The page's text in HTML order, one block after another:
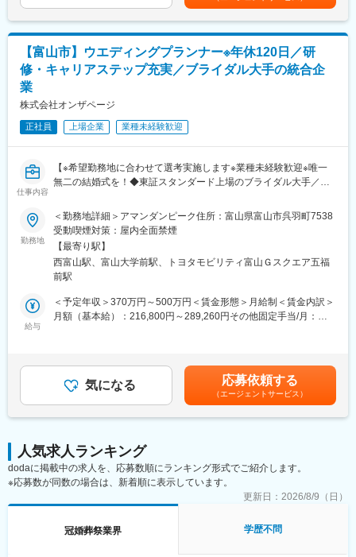
※1日最大2組の結婚式を担当。会場は基本貸切型のため、1組1組
に集中して運営できます。
・1日最大2組の貸切ウェディングを担当し、新郎新婦やゲストの
ームでつくり上げることができます。
・エリア統括マネージャーや、ウェディングプランナー、本社機
能（企画・マーケ・管理部門等）など幅広いキャリアが開けてい
■勤務地：
東京／神奈川／千葉／埼玉／栃木／群馬／大阪／京都／兵庫／滋
賀／愛知／静岡／宮城／福島／富山／新潟／長野／徳島／香川／
熊本／長崎
変更の範囲：会社の定める業務
与：年2回■決算賞与：業績により支給賃金はあくまでも目安の金
額であり、選考を通じて上下する可能性があります。月給(月額)は
固定手当を含めた表記です。
【富山市】ウエディングプランナー※年休120日／研
修・キャリアステップ充実／ブライダル大手の統合企
業
株式会社オンザページ
正社員 上場企業 業種未経験歓迎
仕事内容
【※希望勤務地に合わせて選考実施します※業種未経験歓迎※唯一
無二の結婚式を！◆東証スタンダード上場のブライダル大手／長
※求人票に記載の内容は、2026年4月の経営統合に伴い、給与、福
利厚生、待遇および各種制度等について、変更となる場合があり
ます。
■仕事内容：
ウエディングプランナーとして、おふたりやゲストの心を揺さぶ
る唯一無二の挙式をプロデュースします。初回接客から打ち合わ
入社後はまず【施行プランナー】を担当。約半年前から打ち合わ
せを開始し、進行や料理、ギフトなどを提案。結婚式当日はキャ
プテンとして全スタッフを統括し、お客様と共に創り上げた結婚
まで一貫して担当することも可能です。
■ポジションの魅力：
「お客様第一」の文化が根付いており、効率や利益よりも心に残
て、お客様に深く寄り添い、一生に一度の大切な日を共に創るや
勤務地
＜勤務地詳細＞アマンダンピーク住所：富山県富山市呉羽町7538
受動喫煙対策：屋内全面禁煙
【最寄り駅】
西富山駅、富山大学前駅、トヨタモビリティ富山Ｇスクエア五福
前駅
給与
＜予定年収＞370万円～500万円＜賃金形態＞月給制＜賃金内訳＞
月額（基本給）：216,800円～289,260円その他固定手当/月：
手当＞有＜給与補足＞※ご経験・年齢により給与は変動する可能性
もございます。■昇給：年1回（3月）■賞与：年2回（2、8月）■イ
ンセンティブ（毎月）賃金はあくまでも目安の金額であり、選考
を通じて上下する可能性があります。月給(月額)は固定手当を含め
気になる 応募依頼する
（エージェントサービス）
人気求人ランキング
dodaに掲載中の求人を、応募数順にランキング形式でご紹介します。
※応募数が同数の場合は、新着順に表示しています。
更新日： 2026/8/9（日）
冠婚葬祭業界 学歴不問